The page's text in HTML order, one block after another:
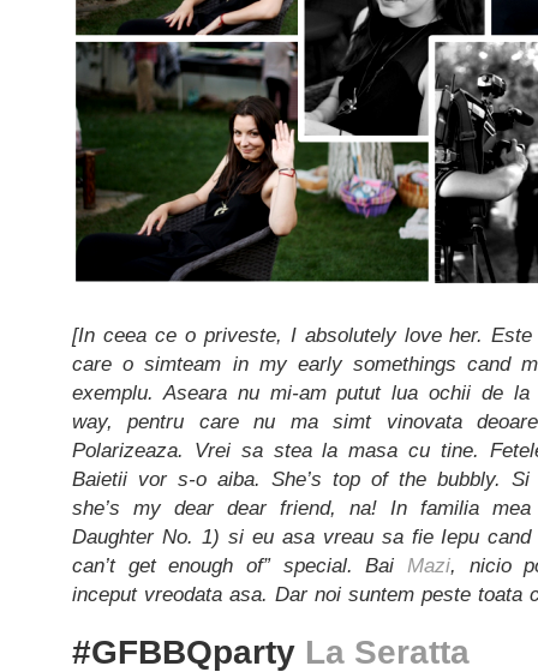
[In ceea ce o priveste, I absolutely love her.
care o simteam in my early somethings cand
exemplu. Aseara nu mi-am putut lua ochii de
way, pentru care nu ma simt vinovata
Polarizeaza. Vrei sa stea la masa cu tine.
Baietii vor s-o aiba. She’s top of the bubbly.
she’s my dear dear friend, na! In familia
Daughter No. 1) si eu asa vreau sa fie Iepu
can’t get enough of” special. Bai Mazi, nicio
inceput vreodata asa. Dar noi suntem peste toata
#GFBBQparty La Seratta